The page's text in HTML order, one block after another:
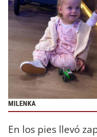
MILENKA
En los pies llevó